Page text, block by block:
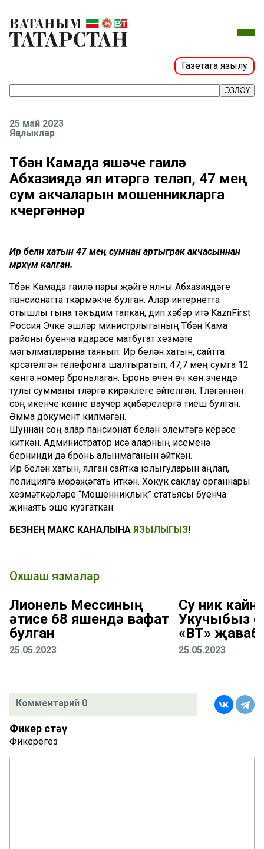
Газетага язылу
ЭЗЛӘҮ
25 май 2023
Яңалыклар
Түбән Камада яшәүче гаилә
Абхазиядә ял итәргә теләп, 47 мең
сум акчаларын мошенникларга
күчергәннәр
Ир белән хатын 47 мең сумнан артыграк акчасыннан
мәрхүм калган.
Түбән Камада гаилә пары җәйге ялны Абхазиядәге
пансионатта үткәрмәкче булган. Алар интернетта
отышлы гына тәкъдим тапкан, дип хәбәр итә KaznFirst
Россия Эчке эшләр министрлыгының Түбән Кама
районы буенча идарәсе матбугат хезмәте
мәгълүматларына таянып. Ир белән хатын, сайтта
күрсәтелгән телефонга шалтыратып, 47,7 мең сумга 12
көнгә номер броньлаган. Бронь өчен өч көн эчендә
тулы сумманы түләргә кирәклеге әйтелгән. Түләгәннән
соң икенче көнне ваучер җибәрелергә тиеш булган.
Әмма документ килмәгән.
Шуннан соң алар пансионат белән элемтәгә керәсе
киткән. Администратор исә аларның исеменә
бернинди дә бронь алынмаганын әйткән.
Ир белән хатын, ялган сайтка юлыгуларын аңлап,
полициягә мөрәҗәгать иткән. Хокук саклау органнары
хезмәткәрләре “Мошенниклык” статьясы буенча
җинаять эше кузгаткан.
БЕЗНЕҢ МАКС КАНАЛЫНА ЯЗЫЛЫГЫЗ!
Охшаш язмалар
Лионель Мессиның
әтисе 68 яшендә вафат
булган
25.05.2023
Су ник
Укучыбыз
«ВТ»
25.05.2023
Комментарий 0
Фикер өстәү
Фикерегез